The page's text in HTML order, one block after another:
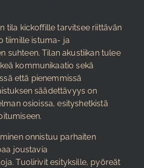
tila kickoffille tarvitsee riittävän
tiimille istuma- ja
suhteen. Tilan akustiikan tulee
kommunikaatio sekä
että pienemmissä
säädettävyys on
osioissa, esityshetkistä
onnistuu parhaiten
joustavia
Tuolirivit esityksille, pyöreät